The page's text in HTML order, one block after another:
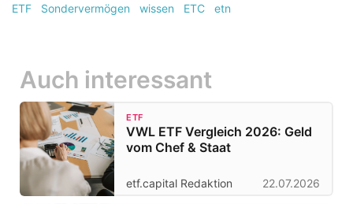
ETF
Sondervermögen wissen ETC etn
Auch interessant
ETF
VWL ETF Vergleich 2026: Geld
vom Chef & Staat
etf.capital Redaktion 22.07.2026